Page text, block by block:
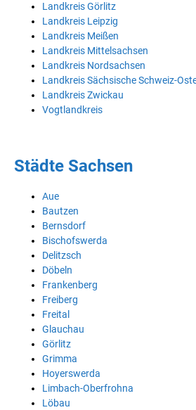
Landkreis Görlitz
Landkreis Leipzig
Landkreis Meißen
Landkreis Mittelsachsen
Landkreis Nordsachsen
Landkreis Sächsische Schweiz-
Landkreis Zwickau
Vogtlandkreis
Städte Sachsen
Aue
Bautzen
Bernsdorf
Bischofswerda
Delitzsch
Döbeln
Frankenberg
Freiberg
Freital
Glauchau
Görlitz
Grimma
Hoyerswerda
Limbach-Oberfrohna
Löbau